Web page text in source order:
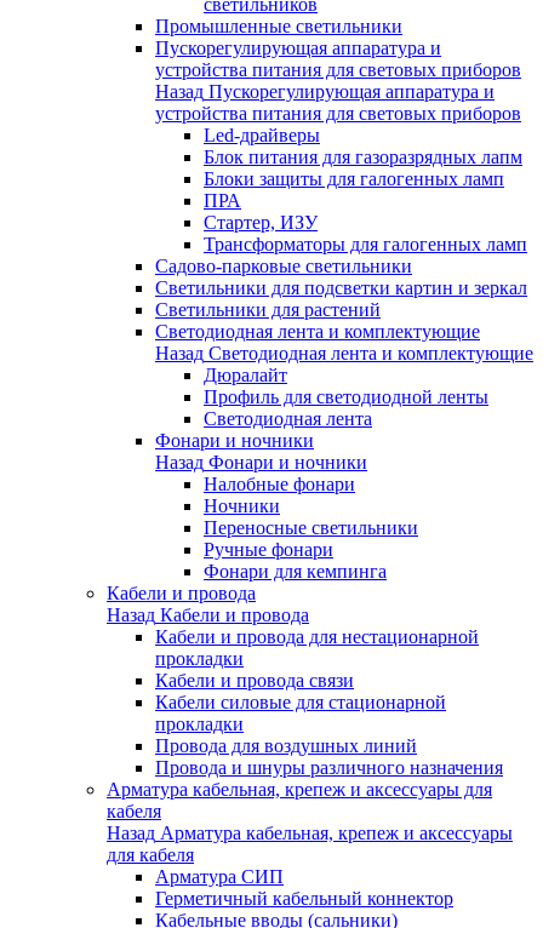
светильников
Промышленные светильники
Пускорегулирующая аппаратура и
устройства питания для световых приборов
Назад Пускорегулирующая аппаратура и
устройства питания для световых приборов
Led-драйверы
Блок питания для газоразрядных лапм
Блоки защиты для галогенных ламп
ПРА
Стартер, ИЗУ
Трансформаторы для галогенных ламп
Садово-парковые светильники
Светильники для подсветки картин и зеркал
Светильники для растений
Светодиодная лента и комплектующие
Назад Светодиодная лента и комплектующие
Дюралайт
Профиль для светодиодной ленты
Светодиодная лента
Фонари и ночники
Назад Фонари и ночники
Налобные фонари
Ночники
Переносные светильники
Ручные фонари
Фонари для кемпинга
Кабели и провода
Назад Кабели и провода
Кабели и провода для нестационарной
прокладки
Кабели и провода связи
Кабели силовые для стационарной
прокладки
Провода для воздушных линий
Провода и шнуры различного назначения
Арматура кабельная, крепеж и аксессуары для
кабеля
Назад Арматура кабельная, крепеж и аксессуары
для кабеля
Арматура СИП
Герметичный кабельный коннектор
Кабельные вводы (сальники)